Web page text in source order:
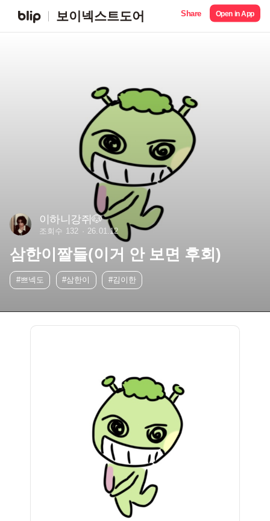
보이넥스트도어 Share Open in App
이하니강쥐🐶
조회수 132 26.01.12
삼한이짤들(이거 안 보면 후회)
#쁘넥도 #삼한이 #김이한